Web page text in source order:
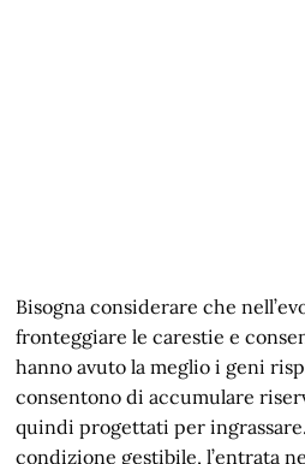
Bisogna considerare che
fronteggiare le carestie e
hanno avuto la meglio i geni
consentono di accumulare
quindi progettati per
condizione gestibile, l’entrata